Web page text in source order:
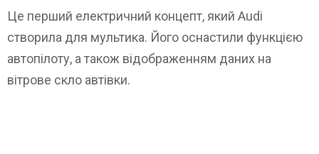
Це перший електричний концепт, який Audi
створила для мультика. Його оснастили функцією
автопілоту, а також відображенням даних на
вітрове скло автівки.